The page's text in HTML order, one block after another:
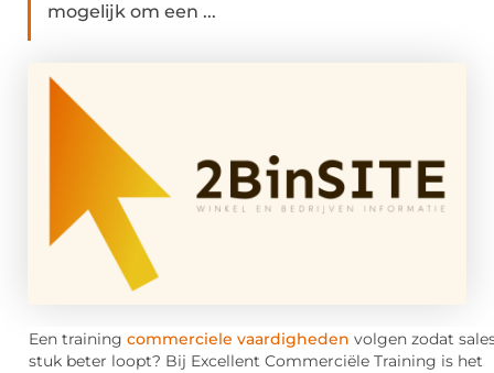
mogelijk om een ...
Een training commerciele vaardigheden volgen zodat
stuk beter loopt? Bij Excellent Commerciële Training is het